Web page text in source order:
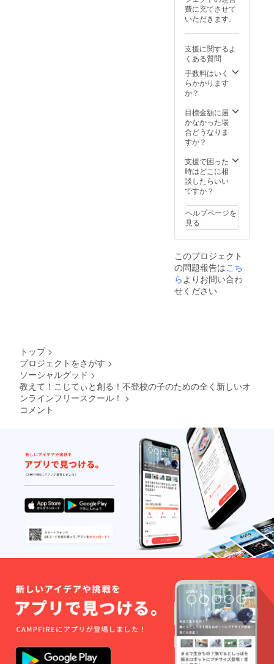
費など
はご負
担いた
能性が
ござい
ます）
（講演
会・研
催は２
０２６
年以降
となり
・有効
期限：
２６年
１２月
で、ご
相談の
上決定
します
費に充てさせて
いただきます。
支援に関するよ
くある質問
手数料はいく
らかかります
か？
目標金額に届
かなかった場
合どうなりま
すか？
支援で困った
時はどこに相
談したらいい
ですか？
ヘルプページを
見る
このプロジェクト
の問題報告はこち
ら よりお問い合わ
せください
トップ >
プロジェクトをさがす >
ソーシャルグッド >
教えて！こじてぃと創る！不登校の子のための全く新しいオ
ンラインフリースクール！ >
コメント